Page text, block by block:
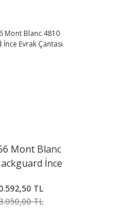
Mont Blanc
İnce
TL
TL